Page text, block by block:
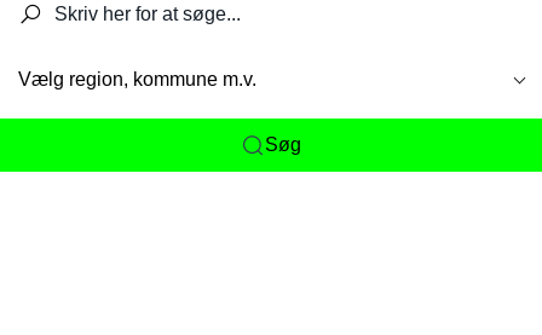
Vælg region, kommune m.v.
Søg